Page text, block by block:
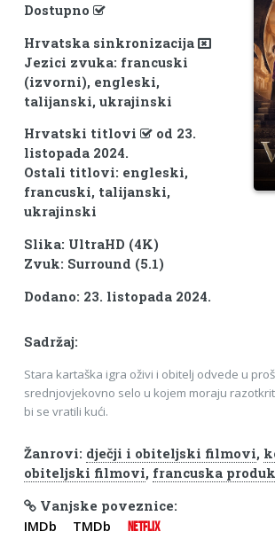
Dostupno
Hrvatska sinkronizacija
Jezici zvuka: francuski
(izvorni), engleski,
talijanski, ukrajinski
Hrvatski titlovi
od 23.
listopada 2024.
Ostali titlovi: engleski,
francuski, talijanski,
ukrajinski
Slika: UltraHD (4K)
Zvuk: Surround (5.1)
Dodano: 23. listopada 2024.
Sadržaj:
Stara kartaška igra oživi i obitelj odvede u
srednjovjekovno selo u kojem moraju
bi se vratili kući.
Žanrovi: dječji i obiteljski filmovi,
obiteljski filmovi, francuska
Vanjske poveznice:
IMDb TMDb NETFLIX